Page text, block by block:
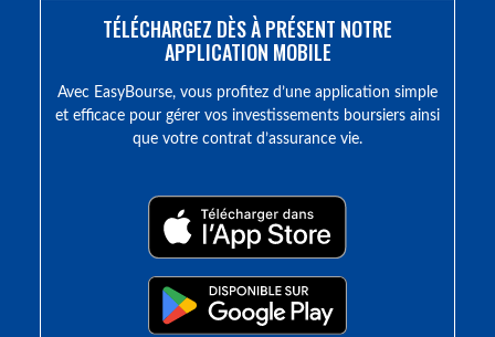
TÉLÉCHARGEZ DÈS À PRÉSENT NOTRE
APPLICATION MOBILE
Avec EasyBourse, vous profitez d’une application simple
et efficace pour gérer vos investissements boursiers ainsi
que votre contrat d’assurance vie.